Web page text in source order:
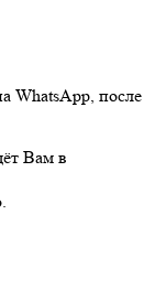
WhatsApp, после
Вам в